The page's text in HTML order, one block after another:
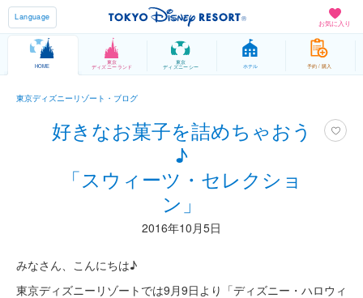
お気に入り
Language
HOME
東京
ディズニーランド
東京
ディズニーシー ホテル 予約 / 購入
東京ディズニーリゾート・ブログ
好きなお菓子を詰めちゃおう
♪
「スウィーツ・セレクショ
ン」
2016年10月5日
みなさん、こんにちは♪
東京ディズニーリゾートでは9月9日より「ディズニー・ハロウィ